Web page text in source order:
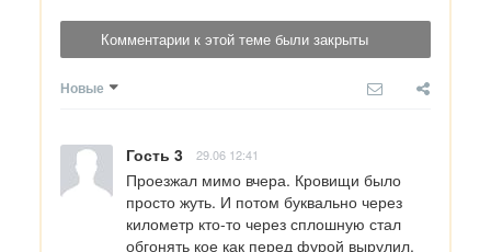
Комментарии к этой теме были закрыты
Новые
Гость 3 29.06 12:41
Проезжал мимо вчера. Кровищи было
просто жуть. И потом буквально через
километр кто-то через сплошную стал
обгонять кое как перед фурой вырулил.